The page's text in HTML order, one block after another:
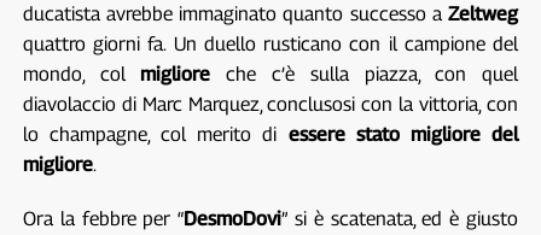
ducatista avrebbe immaginato quanto successo aZeltweg
quattro giorni fa. Un duello rusticano con il campione del
mondo, col migliore che c’è sulla piazza, con quel
diavolaccio di Marc Marquez, conclusosi con la vittoria, con
lo champagne, col merito di essere stato migliore del
migliore.
Ora la febbre per “DesmoDovi” si è scatenata, ed è giusto